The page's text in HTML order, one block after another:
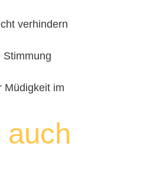
verhindern
Stimmung
Müdigkeit im